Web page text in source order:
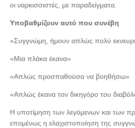
οι ναρκισσιστές, με παραδείγματα.
Υποβαθμίζουν αυτό που συνέβη
«Συγγνώμη, ήμουν απλώς πολύ
«Μια πλάκα έκανα»
«Απλώς προσπαθούσα να βοηθήσω»
«Απλώς έκανα τον δικηγόρο του
Η υποτίμηση των λεγόμενων και των
επομένως η ελαχιστοποίηση της